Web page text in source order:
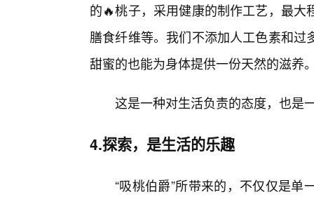
的🔥桃子，采用健康的制作工艺，最
膳食纤维等。我们不添加人工色素和
甜蜜的也能为身体提供一份天然的滋养
这是一种对生活负责的态度，也是
4.探索，是生活的乐趣
“吸桃伯爵”所带来的，不仅仅是